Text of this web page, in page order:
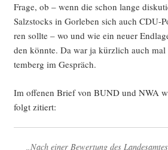
Fra­ge, ob – wenn die schon lan­ge
Salz­stocks in Gor­le­ben sich auch CDU-
ren soll­te – wo und wie ein neu­er
den könn­te. Da war ja kürz­lich auch
tem­berg im Gespräch.
Im offe­nen Brief von BUND und NWA
folgt zitiert:
„Nach einer Bewer­tung des